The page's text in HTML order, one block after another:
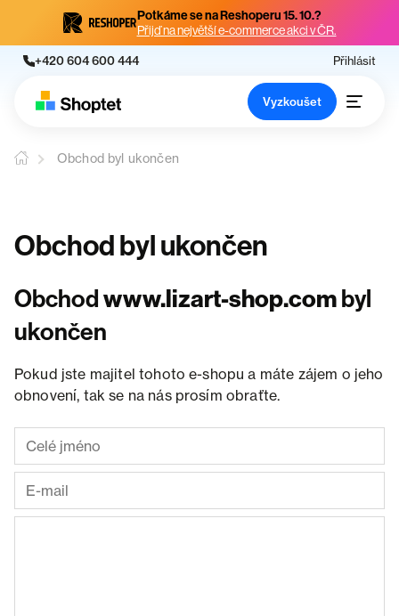
Potkáme se na Reshoperu 15. 10.?
Přijď na největší e-commerce akci v ČR.
+420 604 600 444 Přihlásit
Vyzkoušet
Obchod byl ukončen
Obchod byl ukončen
Obchodwww.lizart-shop.combyl
ukončen
Pokud jste majitel tohoto e-shopu a máte zájem o jeho
obnovení, tak se na nás prosím obraťte.